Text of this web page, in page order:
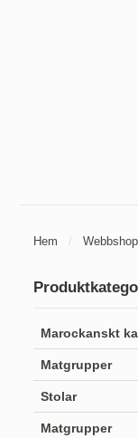
Hem / Webbshop
Marockanskt
Matgrupper
Stolar
Matgrupper